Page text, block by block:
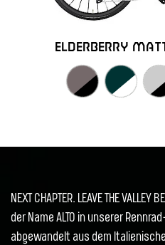
elderberry
NEXT CHAPTER. LEAVE THE
der Name ALTO in unserer
abgewandelt aus dem